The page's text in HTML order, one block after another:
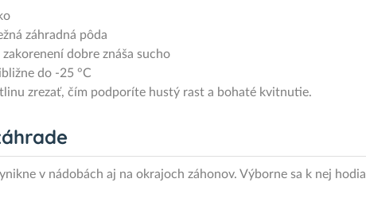
záhradná pôda
dobre znáša sucho
do -25 °C
zrezať, čím podporíte hustý rast a bohaté kvitnutie.
v nádobách aj na okrajoch záhonov. Výborne sa k nej hodia